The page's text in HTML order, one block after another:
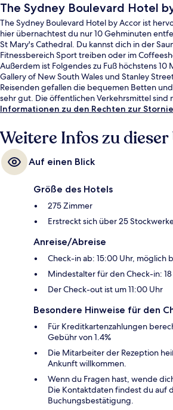
The Sydney Boulevard Hotel
The Sydney Boulevard Hotel by Accor ist
hier übernachtest du nur 10 Gehminuten
St Mary's Cathedral. Du kannst dich in der
Fitnessbereich Sport treiben oder im
Außerdem ist Folgendes zu Fuß höchstens
Gallery of New South Wales und Stanley
Reisenden gefallen die bequemen Betten
sehr gut. Die öffentlichen Verkehrsmittel sind
Fußmarsch entfernt: Zur S-Bahn-Station Kings
Informationen zu den Rechten zur
Weitere Infos zu
Auf einen Blick
Größe des Hotels
275 Zimmer
Erstreckt sich über 25
Anreise/Abreise
Check-in ab: 15:00 Uhr, möglich
Mindestalter für den Check-in:
Der Check-out ist um 11:00 Uhr
Besondere Hinweise für den
Für Kreditkartenzahlungen
Gebühr von 1.4%
Die Mitarbeiter der Rezeption
Ankunft willkommen.
Wenn du Fragen hast, wende
Die Kontaktdaten findest du auf
Buchungsbestätigung.